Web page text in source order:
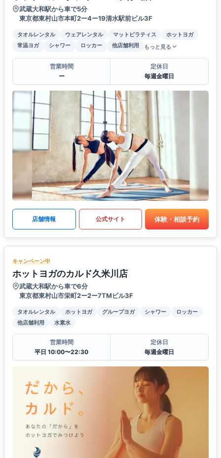
武蔵大和駅から車で5分
東京都東村山市本町2ー4ー19清水駅前ビル3F
タオルレンタル ウェアレンタル マットピラティス
ホットヨガ
常温ヨガ
シャワー ロッカー 他店舗利用 もっと見る
営業時間
ー
定休日
毎週金曜日
店舗情報 公式サイト 体験・相談予約
キャンペーン中
ホットヨガのカルド久米川店
武蔵大和駅から車で6分
東京都東村山市栄町2ー2ー7TMビル3F
タオルレンタル ホットヨガ グループヨガ シャワー
ロッカー
他店舗利用
水素水
営業時間
平日 10:00〜22:30
定休日
毎週金曜日